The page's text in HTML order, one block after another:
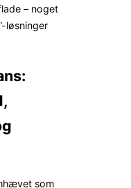
– noget
løsninger
som